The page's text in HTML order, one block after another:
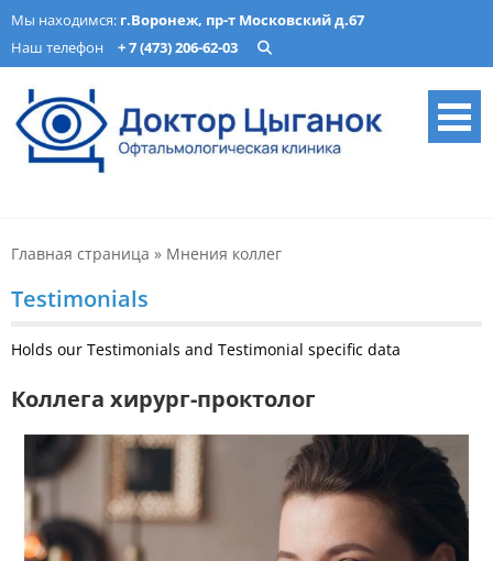
Skip
content
Мы находимся: г.Воронеж, пр-т Московский д.67
Наш телефон
+ 7 (473) 206-62-03
клиника «Доктор Цыганок» в
Воронеже – микрохирургия,
оптика, детская
офтальмология
онлайн.
Главная страница » Мнения коллег
Testimonials
Holds our Testimonials and Testimonial specific data
Коллега хирург-проктолог